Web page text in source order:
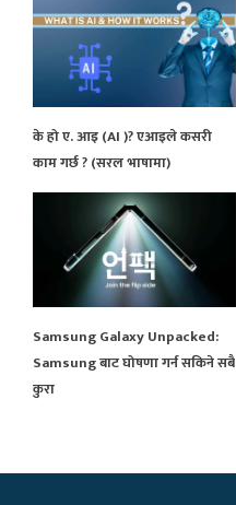
के हो ए. आइ (AI )? एआइले कसरी
काम गर्छ ? (सरल भाषामा)
Samsung Galaxy Unpacked:
Samsung बाट घोषणा गर्न सकिने सबै
कुरा